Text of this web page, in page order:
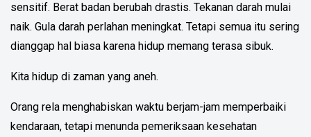
sensitif. Berat badan berubah drastis. Tekanan darah mulai
naik. Gula darah perlahan meningkat. Tetapi semua itu sering
dianggap hal biasa karena hidup memang terasa sibuk.
Kita hidup di zaman yang aneh.
Orang rela menghabiskan waktu berjam-jam memperbaiki
kendaraan, tetapi menunda pemeriksaan kesehatan